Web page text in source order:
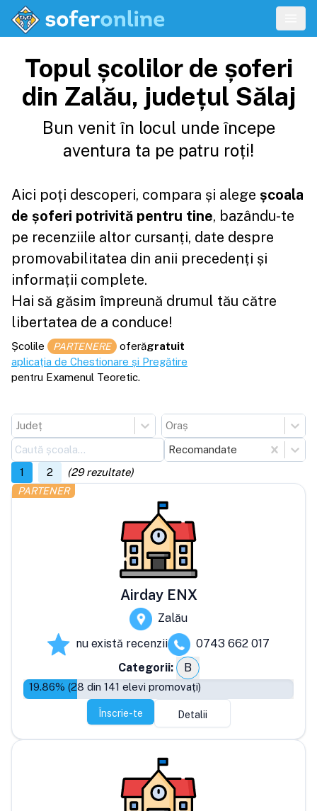
Topul școlilor de șoferi
din Zalău, județul Sălaj
Bun venit în locul unde începe
aventura ta pe patru roți!
Aici poți descoperi, compara și alege școala
de șoferi potrivită pentru tine, bazându-te
pe recenziile altor cursanți, date despre
promovabilitatea din anii precedenți și
informații complete.
Hai să găsim împreună drumul tău către
libertatea de a conduce!
Școlile PARTENERE oferăgratuit
aplicația de Chestionare și Pregătire
pentru Examenul Teoretic.
Județ
Oraș
Recomandate
1
2 (29rezultate)
PARTENER
Airday ENX
Zalău
nu există recenzii
0743 662 017
Categorii:
B
19.86% (28 din 141 elevi promovați)
Înscrie-te Detalii